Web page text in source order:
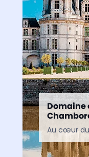
Domaine